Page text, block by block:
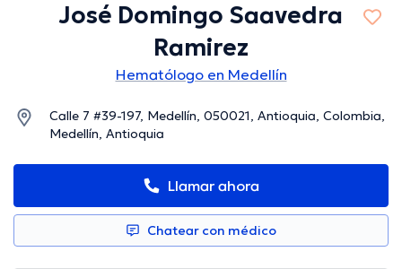
José Domingo Saavedra
Ramirez
Hematólogo en Medellín
Calle 7 #39-197, Medellín, 050021, Antioquia, Colombia,
Medellín, Antioquia
Llamar ahora
Chatear con médico